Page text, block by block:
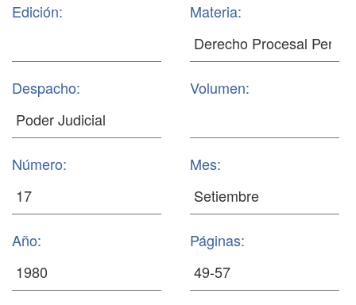
Edición: Materia:
Despacho: Volumen:
Número: Mes:
Año: Páginas: